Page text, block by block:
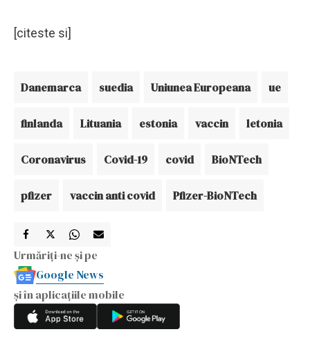
[citeste si]
Danemarca suedia Uniunea Europeana ue
finlanda Lituania estonia vaccin letonia
Coronavirus Covid-19 covid BioNTech
pfizer vaccin anti covid Pfizer-BioNTech
Urmăriți-ne și pe
Google News
și în aplicațiile mobile